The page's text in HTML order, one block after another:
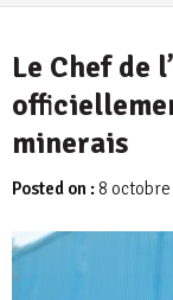
Le Chef de
minerais
Posted on : 8